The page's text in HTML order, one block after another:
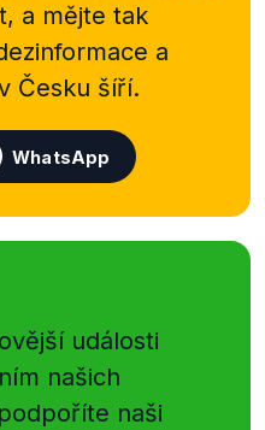
a mějte tak
a
Česku šíří.
WhatsApp
události
našich
naši